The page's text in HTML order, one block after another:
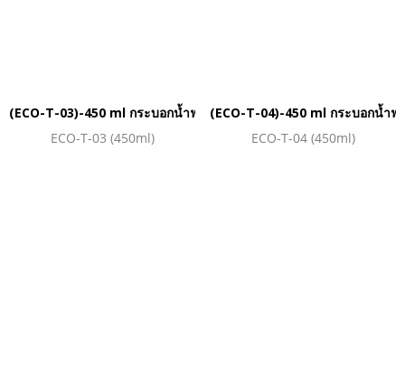
(ECO-T-03)-450 ml กระบอกน้ำฟางข้าวสาลี
ECO-T-03 (450ml)
(ECO-T-04)-450 ml กระบอกน้ำฟ
ECO-T-04 (450ml)